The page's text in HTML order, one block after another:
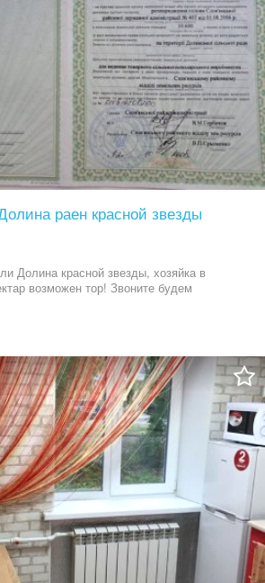
раен красной звезды
Долина красной звезды, хозяйка в
возможен тор! Звоните будем